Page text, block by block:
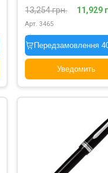
13,254 грн.
11,929
Арт. 3465
під замовлення
Передзамовлення
Уведомить